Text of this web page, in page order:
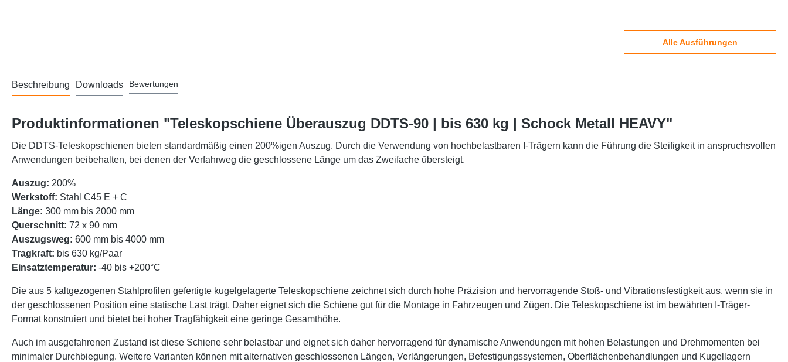
Alle Ausführungen
Beschreibung Downloads Bewertungen
Produktinformationen "Teleskopschiene Überauszug DDTS-90 | bis 630 kg | Schock Metall HEAVY"
Die DDTS-Teleskopschienen bieten standardmäßig einen 200%igen Auszug. Durch die Verwendung von hochbelastbaren I-Trägern kann die Führung die Steifigkeit in anspruchsvollen
Anwendungen beibehalten, bei denen der Verfahrweg die geschlossene Länge um das Zweifache übersteigt.
Auszug: 200%
Werkstoff: Stahl C45 E + C
Länge: 300 mm bis 2000 mm
Querschnitt: 72 x 90 mm
Auszugsweg: 600 mm bis 4000 mm
Tragkraft: bis 630 kg/Paar
Einsatztemperatur: -40 bis +200°C
Die aus 5 kaltgezogenen Stahlprofilen gefertigte kugelgelagerte Teleskopschiene zeichnet sich durch hohe Präzision und hervorragende Stoß- und Vibrationsfestigkeit aus, wenn sie in
der geschlossenen Position eine statische Last trägt. Daher eignet sich die Schiene gut für die Montage in Fahrzeugen und Zügen. Die Teleskopschiene ist im bewährten I-Träger-
Format konstruiert und bietet bei hoher Tragfähigkeit eine geringe Gesamthöhe.
Auch im ausgefahrenen Zustand ist diese Schiene sehr belastbar und eignet sich daher hervorragend für dynamische Anwendungen mit hohen Belastungen und Drehmomenten bei
minimaler Durchbiegung. Weitere Varianten können mit alternativen geschlossenen Längen, Verlängerungen, Befestigungssystemen, Oberflächenbehandlungen und Kugellagern